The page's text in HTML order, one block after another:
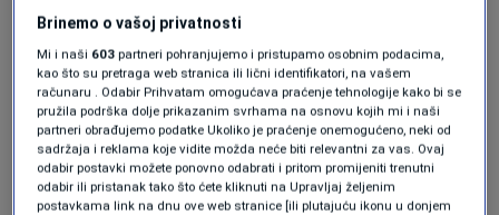
Kako bi se uspješno suprotstavili dugoročnoj
prijetnji koju Rusija predstavlja za
euroatlantsku sigurnost i stabilnost, kao i
stalnoj prijetnji od terorizma, saveznici
ubrzano ispunjavaju odbrambenu obavezu iz
Haga. Tokom 2025. godine, evropski saveznici i
Brinemo o vašoj privatnosti
Mi i naši 603 partneri pohranjujemo i pristupamo osobnim podacima,
kao što su pretraga web stranica ili lični identifikatori, na vašem
računaru . Odabir Prihvatam omogućava praćenje tehnologije kako bi se
pružila podrška dolje prikazanim svrhama na osnovu kojih mi i naši
partneri obrađujemo podatke Ukoliko je praćenje onemogućeno, neki od
sadržaja i reklama koje vidite možda neće biti relevantni za vas. Ovaj
odabir postavki možete ponovno odabrati i pritom promijeniti trenutni
odabir ili pristanak tako što ćete kliknuti na Upravljaj željenim
postavkama link na dnu ove web stranice [ili plutajuću ikonu u donjem